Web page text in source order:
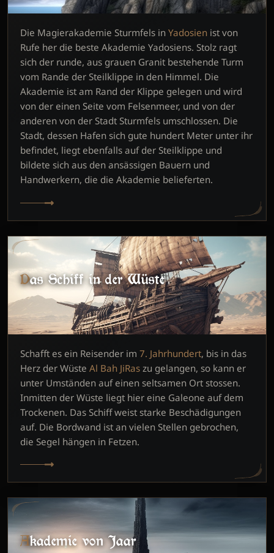
Die Magierakademie Sturmfels in Yadosien ist von
Rufe her die beste Akademie Yadosiens. Stolz ragt
sich der runde, aus grauen Granit bestehende Turm
vom Rande der Steilklippe in den Himmel. Die
Akademie ist am Rand der Klippe gelegen und wird
von der einen Seite vom Felsenmeer, und von der
anderen von der Stadt Sturmfels umschlossen. Die
Stadt, dessen Hafen sich gute hundert Meter unter ihr
befindet, liegt ebenfalls auf der Steilklippe und
bildete sich aus den ansässigen Bauern und
Handwerkern, die die Akademie belieferten.
Das Schiff in der Wüste
Schafft es ein Reisender im 7. Jahrhundert, bis in das
Herz der Wüste Al Bah JiRas zu gelangen, so kann er
unter Umständen auf einen seltsamen Ort stossen.
Inmitten der Wüste liegt hier eine Galeone auf dem
Trockenen. Das Schiff weist starke Beschädigungen
auf. Die Bordwand ist an vielen Stellen gebrochen,
die Segel hängen in Fetzen.
Akademie von Jaar